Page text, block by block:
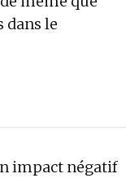
dans le
impact négatif